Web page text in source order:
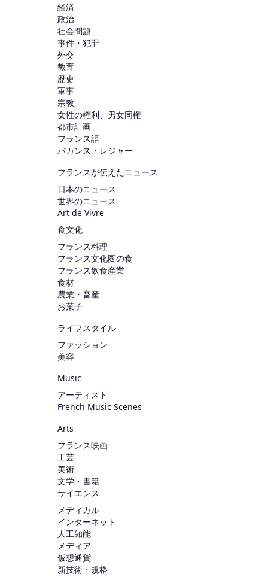
経済
政治
社会問題
事件・犯罪
外交
教育
歴史
軍事
宗教
女性の権利、男女同権
都市計画
フランス語
バカンス・レジャー
フランスが伝えたニュース
日本のニュース
世界のニュース
Art de Vivre
食文化
フランス料理
フランス文化圏の食
フランス飲食産業
食材
農業・畜産
お菓子
ライフスタイル
ファッション
美容
Music
アーティスト
French Music Scenes
Arts
フランス映画
工芸
美術
文学・書籍
サイエンス
メディカル
インターネット
人工知能
メディア
仮想通貨
新技術・規格